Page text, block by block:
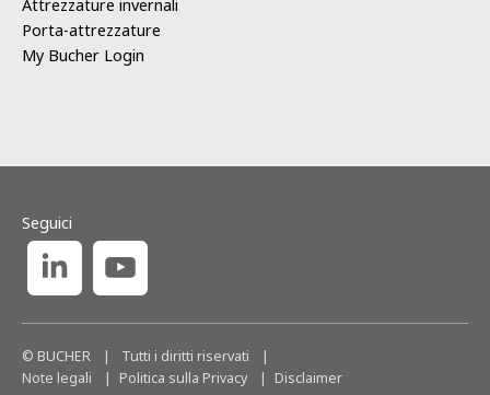
Attrezzature invernali
Porta-attrezzature
My Bucher Login
© BUCHER | Tutti i diritti riservati
|
Note legali
Politica sulla Privacy Disclaimer
Seguici